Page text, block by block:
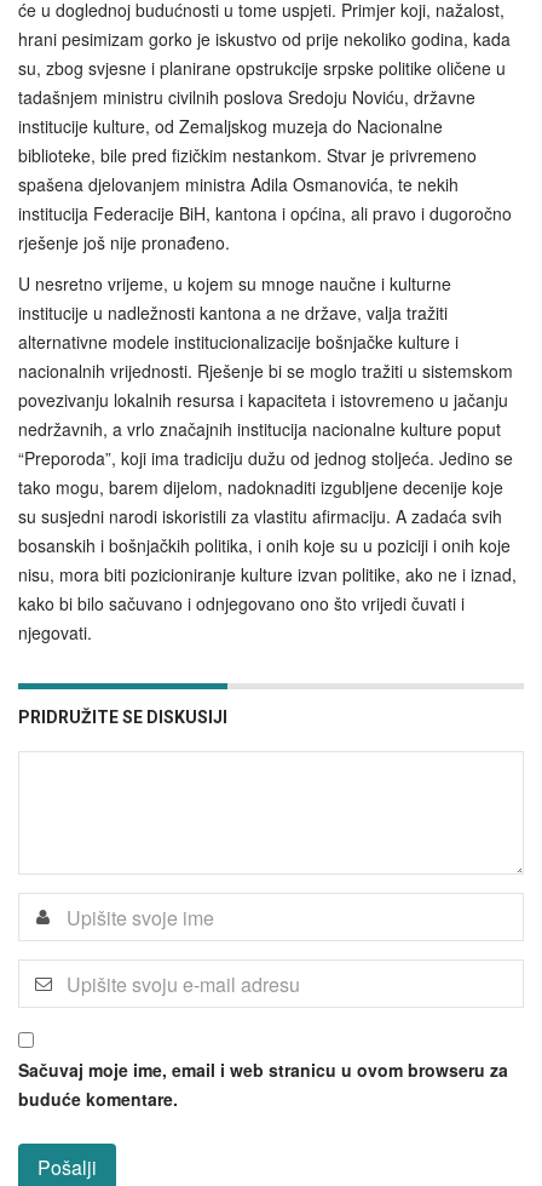
će u doglednoj budućnosti u tome uspjeti. Primjer koji, nažalost,
hrani pesimizam gorko je iskustvo od prije nekoliko godina, kada
su, zbog svjesne i planirane opstrukcije srpske politike oličene u
tadašnjem ministru civilnih poslova Sredoju Noviću, državne
institucije kulture, od Zemaljskog muzeja do Nacionalne
biblioteke, bile pred fizičkim nestankom. Stvar je privremeno
spašena djelovanjem ministra Adila Osmanovića, te nekih
institucija Federacije BiH, kantona i općina, ali pravo i dugoročno
rješenje još nije pronađeno.
U nesretno vrijeme, u kojem su mnoge naučne i kulturne
institucije u nadležnosti kantona a ne države, valja tražiti
alternativne modele institucionalizacije bošnjačke kulture i
nacionalnih vrijednosti. Rješenje bi se moglo tražiti u sistemskom
povezivanju lokalnih resursa i kapaciteta i istovremeno u jačanju
nedržavnih, a vrlo značajnih institucija nacionalne kulture poput
“Preporoda”, koji ima tradiciju dužu od jednog stoljeća. Jedino se
tako mogu, barem dijelom, nadoknaditi izgubljene decenije koje
su susjedni narodi iskoristili za vlastitu afirmaciju. A zadaća svih
bosanskih i bošnjačkih politika, i onih koje su u poziciji i onih koje
nisu, mora biti pozicioniranje kulture izvan politike, ako ne i iznad,
kako bi bilo sačuvano i odnjegovano ono što vrijedi čuvati i
njegovati.
PRIDRUŽITE SE DISKUSIJI
Sačuvaj moje ime, email i web stranicu u ovom browseru za
buduće komentare.